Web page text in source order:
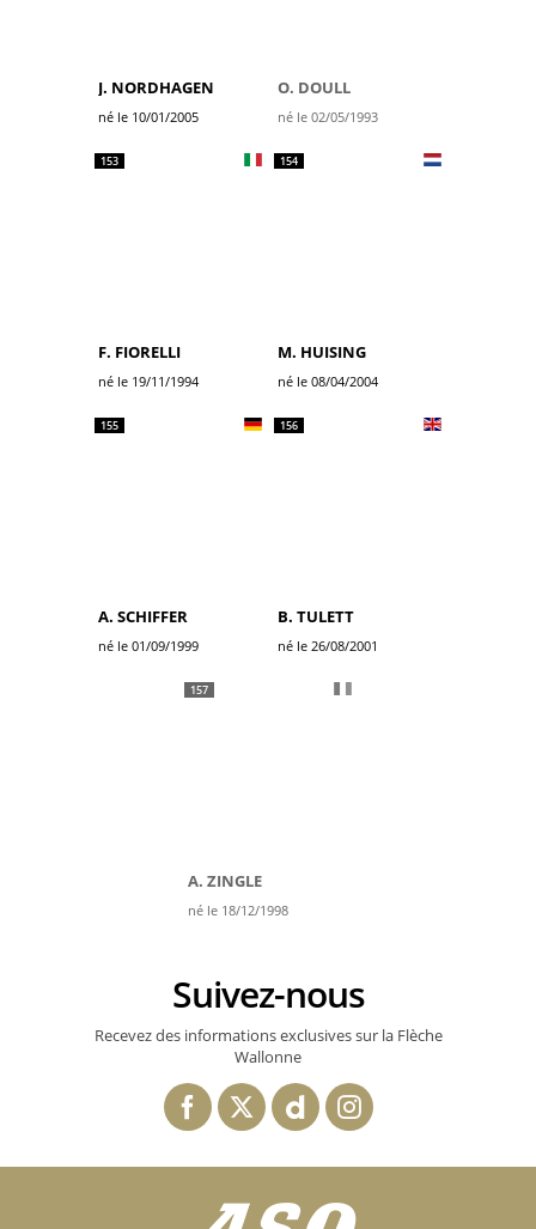
J. NORDHAGEN
né le 10/01/2005
O. DOULL
né le 02/05/1993
153
F. FIORELLI
né le 19/11/1994
154
M. HUISING
né le 08/04/2004
155
A. SCHIFFER
né le 01/09/1999
156
B. TULETT
né le 26/08/2001
157
A. ZINGLE
né le 18/12/1998
Suivez-nous
Recevez des informations exclusives sur la Flèche
Wallonne